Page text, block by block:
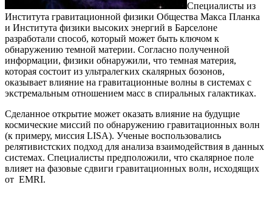
Специалисты из
Института гравитационной физики Общества Макса Планка
и Института физики высоких энергий в Барселоне
разработали способ, который может быть ключом к
обнаружению темной материи. Согласно полученной
информации, физики обнаружили, что темная материя,
которая состоит из ультралегких скалярных бозонов,
оказывает влияние на гравитационные волны в системах с
экстремальным отношением масс в спиральных галактиках.
Сделанное открытие может оказать влияние на будущие
космические миссий по обнаружению гравитационных волн
(к примеру, миссия LISA). Ученые воспользовались
релятивистских подход для анализа взаимодействия в данных
системах. Специалисты предположили, что скалярное поле
влияет на фазовые сдвиги гравитационных волн, исходящих
от EMRI.